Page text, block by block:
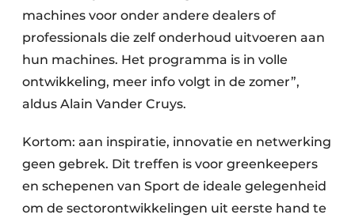
machines voor onder andere dealers of
professionals die zelf onderhoud uitvoeren aan
hun machines. Het programma is in volle
ontwikkeling, meer info volgt in de zomer”,
aldus Alain Vander Cruys.
Kortom: aan inspiratie, innovatie en netwerking
geen gebrek. Dit treffen is voor greenkeepers
en schepenen van Sport de ideale gelegenheid
om de sectorontwikkelingen uit eerste hand te